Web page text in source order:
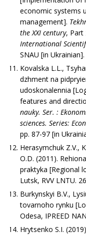
economic systems
management].
the XXI century, Part
International
SNAU [in Ukrainian].
Kovalska L.L.,
dzhment na
udoskonalennia
features and
nauky. Ser. :
sciences. Series:
рр. 87-97 [in
Herasymchuk Z.V.,
O.D. (2011).
praktyka [Regional
Lutsk, RVV LNTU.
Burkynskyi B.V.,
tovarnoho rynku
Odesa, IPREED
Hrytsenko S.I.